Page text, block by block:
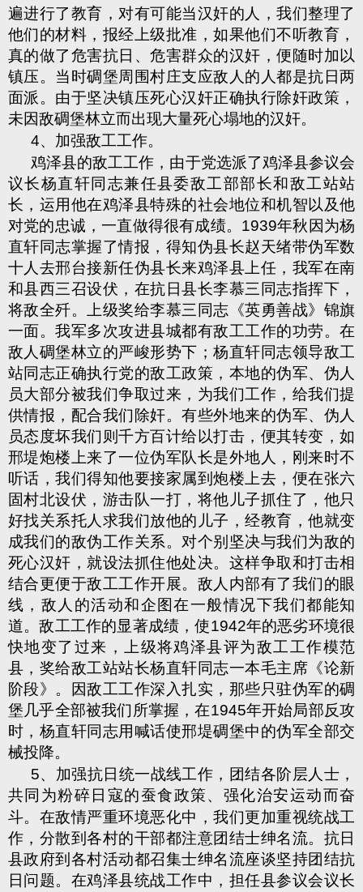
遍进行了教育，对有可能当汉奸的人，我们整理了
他们的材料，报经上级批准，如果他们不听教育，
真的做了危害抗日、危害群众的汉奸，便随时加以
镇压。当时碉堡周围村庄支应敌人的人都是抗日两
面派。由于坚决镇压死心汉奸正确执行除奸政策，
未因敌碉堡林立而出现大量死心塌地的汉奸。
4、加强敌工工作。
鸡泽县的敌工工作，由于党选派了鸡泽县参议会
议长杨直轩同志兼任县委敌工部部长和敌工站站
长，运用他在鸡泽县特殊的社会地位和机智以及他
对党的忠诚，一直做得很有成绩。1939年秋因为杨
直轩同志掌握了情报，得知伪县长赵天绪带伪军数
十人去邢台接新任伪县长来鸡泽县上任，我军在南
和县西三召设伏，在抗日县长李慕三同志指挥下，
将敌全歼。上级奖给李慕三同志《英勇善战》锦旗
一面。我军多次攻进县城都有敌工工作的功劳。在
敌人碉堡林立的严峻形势下；杨直轩同志领导敌工
站同志正确执行党的敌工政策，本地的伪军、伪人
员大部分被我们争取过来，为我们工作，给我们提
供情报，配合我们除奸。有些外地来的伪军、伪人
员态度坏我们则千方百计给以打击，便其转变，如
邢堤炮楼上来了一位伪军队长是外地人，刚来时不
听话，我们得知他要接家属到炮楼上去，便在张六
固村北设伏，游击队一打，将他儿子抓住了，他只
好找关系托人求我们放他的儿子，经教育，他就变
成我们的敌伪工作关系。对个别坚决与我们为敌的
死心汉奸，就设法抓住他处决。这样争取和打击相
结合更便于敌工工作开展。敌人内部有了我们的眼
线，敌人的活动和企图在一般情况下我们都能知
道。敌工工作的显著成绩，使1942年的恶劣环境很
快地变了过来，上级将鸡泽县评为敌工工作模范
县，奖给敌工站站长杨直轩同志一本毛主席《论新
阶段》。因敌工工作深入扎实，那些只驻伪军的碉
堡几乎全部被我们所掌握，在1945年开始局部反攻
时，杨直轩同志用喊话使邢堤碉堡中的伪军全部交
械投降。
5、加强抗日统一战线工作，团结各阶层人士，
共同为粉碎 日寇的蚕食政策、强化治安运动而奋
斗。在敌情严重环境恶化中，我们更加重视统战工
作，分散到各村的干部都注意团结士绅名流。抗日
县政府到各村活动都召集士绅名流座谈坚持团结抗
日问题。在鸡泽县统战工作中，担任县参议会议长